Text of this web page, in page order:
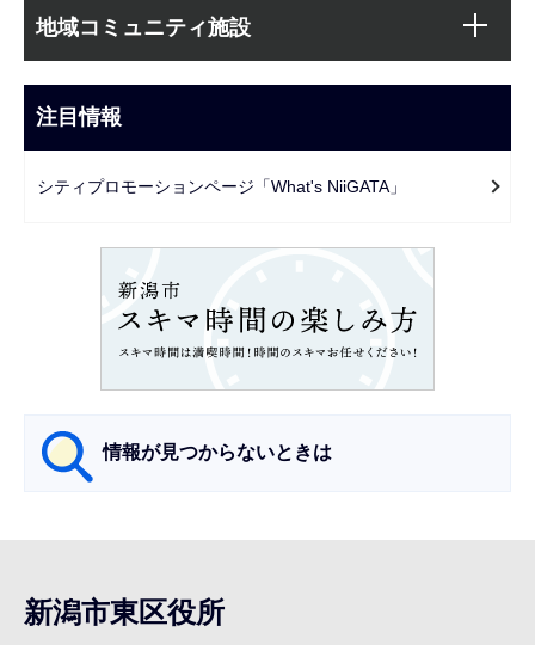
文
こ
ま
で
サ
ビ
ー
地域コミュニティ施設
注目情報
シティプロモーションページ「What's NiiGATA」
情報が見つからないときは
ナ
ビ
新潟市東区役所